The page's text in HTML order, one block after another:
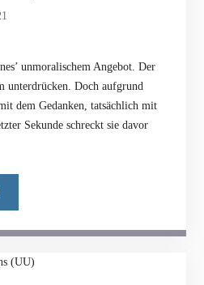
unmoralischem Angebot. Der
unterdrücken. Doch aufgrund
dem Gedanken, tatsächlich mit
Sekunde schreckt sie davor